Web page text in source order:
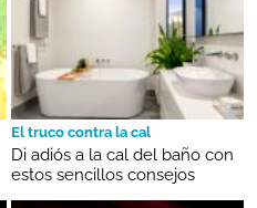
El truco contra la cal
Di adiós a la cal del baño con
estos sencillos consejos